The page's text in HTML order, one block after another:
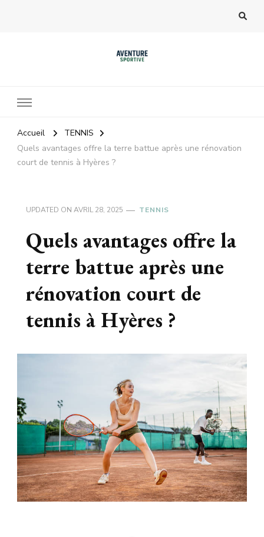
Accueil
TENNIS
Quels avantages offre la terre battue après une rénovation
court de tennis à Hyères ?
UPDATED ON AVRIL 28, 2025 TENNIS
Quels avantages offre la
terre battue après une
rénovation court de
tennis à Hyères ?